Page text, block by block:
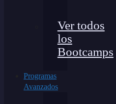
Ver todos
los
Bootcamps
Programas
Avanzados